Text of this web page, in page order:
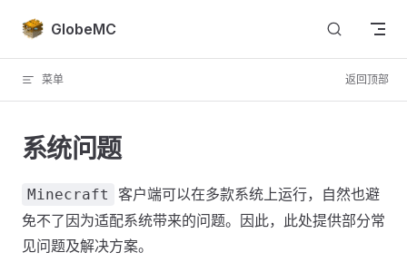
Skip to content
GlobeMC
菜单 返回顶部
系统问题
Minecraft
客户端可以在多款系统上运行，自然也避
免不了因为适配系统带来的问题。因此，此处提供部分常
见问题及解决方案。